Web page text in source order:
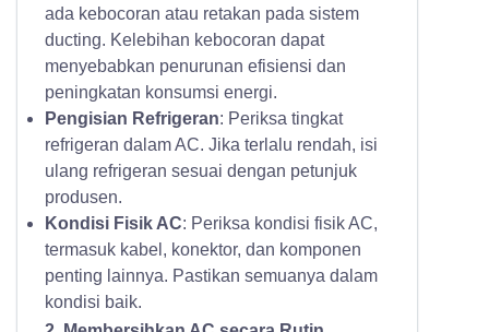
ada kebocoran atau retakan pada sistem
ducting. Kelebihan kebocoran dapat
menyebabkan penurunan efisiensi dan
peningkatan konsumsi energi.
Pengisian Refrigeran: Periksa tingkat
refrigeran dalam AC. Jika terlalu rendah, isi
ulang refrigeran sesuai dengan petunjuk
produsen.
Kondisi Fisik AC: Periksa kondisi fisik AC,
termasuk kabel, konektor, dan komponen
penting lainnya. Pastikan semuanya dalam
kondisi baik.